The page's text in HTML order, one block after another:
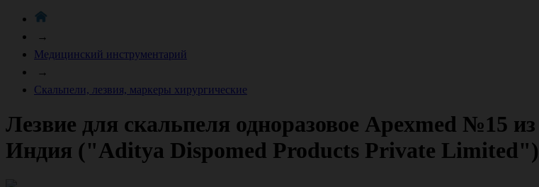
→
Медицинский инструментарий
→
Скальпели, лезвия, маркеры хирургические
Лезвие для скальпеля одноразовое Apexmed №15
Индия ("Aditya Dispomed Products Private Limited")